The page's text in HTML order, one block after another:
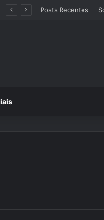
Posts Recentes